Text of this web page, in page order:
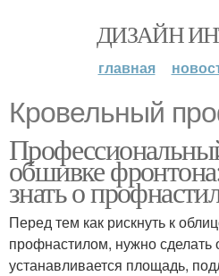
ДИЗАЙН
главная
Кровельный
обшивке
знать о
Перед тем как рискнуть к
профнастилом, нужно
устанавливается площадь,